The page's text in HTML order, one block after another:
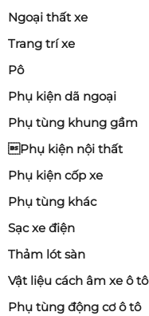
Ngoại thất xe
Trang trí xe
Pô
Phụ kiện dã ngoại
Phụ tùng khung gầm
Phụ kiện nội thất
Phụ kiện cốp xe
Phụ tùng khác
Sạc xe điện
Thảm lót sàn
Vật liệu cách âm xe ô tô
Phụ tùng động cơ ô tô